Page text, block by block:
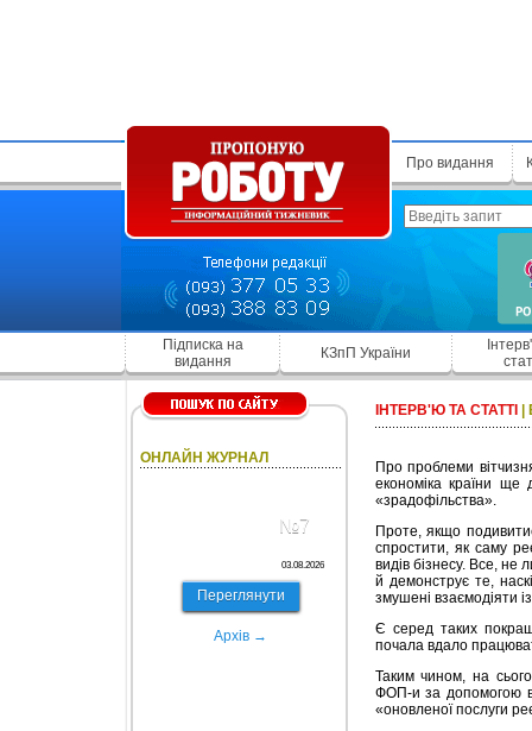
Про видання
Підписка на
видання
КЗпП України
ОНЛАЙН ЖУРНАЛ
№7
03.08.2026
Переглянути
Архів →
ІНТЕРВ'Ю ТА СТАТТІ
Про проблеми
економіка країни ще
«зрадофільства».
Проте, якщо
спростити, як саму
видів бізнесу. Все, не
й демонструє те,
змушені взаємодіяти
Є серед таких
почала вдало
Таким чином, на
ФОП-и за допомогою
«оновленої послуги